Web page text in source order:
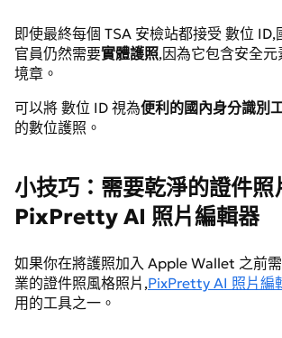
即使最終每個 TSA 安檢站都接受 數位 ID,
官員仍然需要實體護照,因為它包含安全
境章。
可以將 數位 ID 視為便利的國內身分識別
的數位護照。
小技巧：需要乾淨的證件照
PixPretty AI 照片編輯器
如果你在將護照加入 Apple Wallet 之前
業的證件照風格照片,PixPretty AI 照片編
用的工具之一。